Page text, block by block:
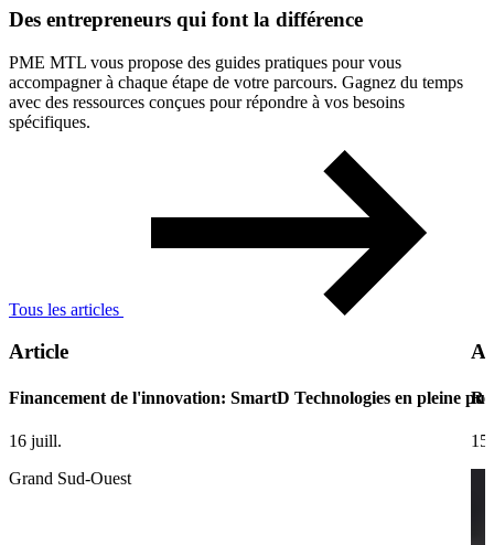
Des entrepreneurs qui font la différence
PME MTL vous propose des guides pratiques pour vous
accompagner à chaque étape de votre parcours. Gagnez du temps
avec des ressources conçues pour répondre à vos besoins
spécifiques.
Tous les articles
Article
Financement de l'innovation: SmartD Technologies en pleine
16 juill.
Grand Sud-Ouest
15